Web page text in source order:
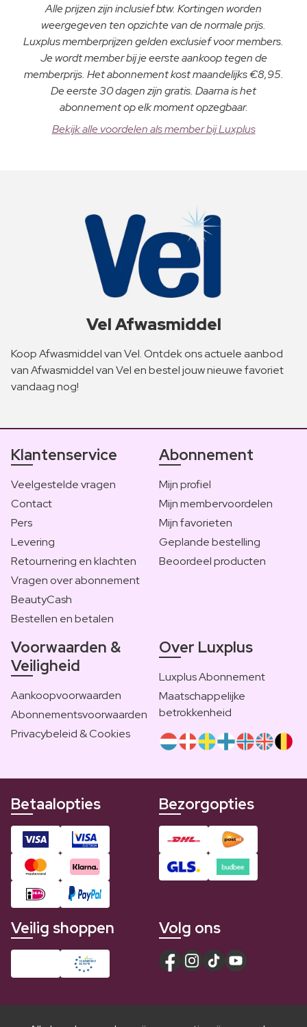
Alle prijzen zijn inclusief btw. Kortingen worden
weergegeven ten opzichte van de normale prijs.
Luxplus memberprijzen gelden exclusief voor members.
Je wordt member bij je eerste aankoop tegen de
memberprijs. Het abonnement kost maandelijks €8,95.
De eerste 30 dagen zijn gratis. Daarna is het
abonnement op elk moment opzegbaar.
Bekijk alle voordelen als member bij Luxplus
Vel Afwasmiddel
Koop Afwasmiddel van Vel. Ontdek ons actuele aanbod
van Afwasmiddel van Vel en bestel jouw nieuwe favoriet
vandaag nog!
Klantenservice
Veelgestelde vragen
Contact
Pers
Levering
Retournering en klachten
Vragen over abonnement
BeautyCash
Bestellen en betalen
Abonnement
Mijn profiel
Mijn membervoordelen
Mijn favorieten
Geplande bestelling
Beoordeel producten
Voorwaarden &
Veiligheid
Aankoopvoorwaarden
Abonnementsvoorwaarden
Privacybeleid & Cookies
Over Luxplus
Luxplus Abonnement
Maatschappelijke
betrokkenheid
Betaalopties Bezorgopties
Veilig shoppen Volg ons